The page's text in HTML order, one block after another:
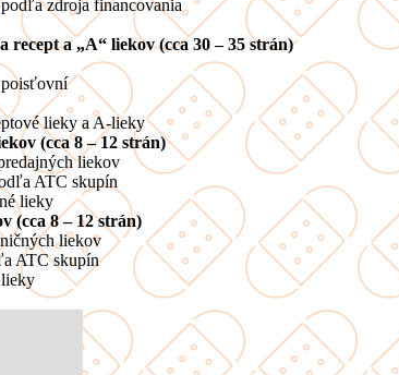
zdroja financovania
a „A“ liekov (cca 30 – 35 strán)
lieky a A-lieky
(cca 8 – 12 strán)
liekov
ATC skupín
lieky
(cca 8 – 12 strán)
liekov
ATC skupín
lieky